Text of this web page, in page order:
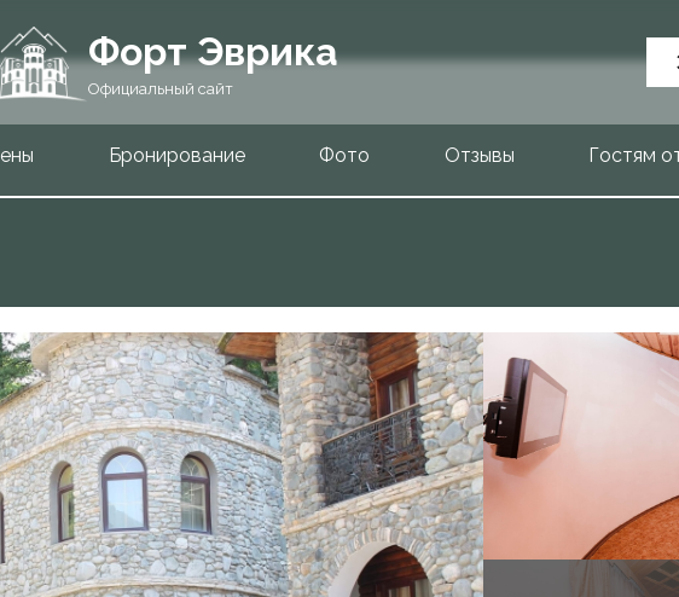
Форт Эврика
Официальный сайт
Бронирование Фото Отзывы Гостям